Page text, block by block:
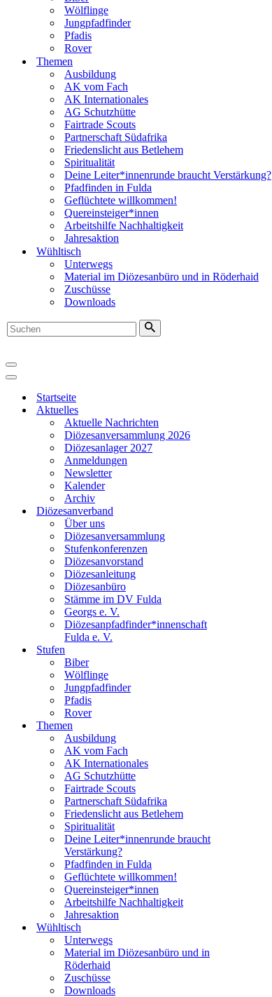
Wölflinge
Jungpfadfinder
Pfadis
Rover
Themen
Ausbildung
AK vom Fach
AK Internationales
AG Schutzhütte
Fairtrade Scouts
Partnerschaft Südafrika
Friedenslicht aus Betlehem
Spiritualität
Deine Leiter*innenrunde braucht Verstärkung?
Pfadfinden in Fulda
Geflüchtete willkommen!
Quereinsteiger*innen
Arbeitshilfe Nachhaltigkeit
Jahresaktion
Wühltisch
Unterwegs
Material im Diözesanbüro und in Röderhaid
Zuschüsse
Downloads
Suchen
nach …
Navigationsmenü
Navigationsmenü
Startseite
Aktuelles
Aktuelle Nachrichten
Diözesanversammlung 2026
Diözesanlager 2027
Anmeldungen
Newsletter
Kalender
Archiv
Diözesanverband
Über uns
Diözesanversammlung
Stufenkonferenzen
Diözesanvorstand
Diözesanleitung
Diözesanbüro
Stämme im DV Fulda
Georgs e. V.
Diözesanpfadfinder*innenschaft
Fulda e. V.
Stufen
Biber
Wölflinge
Jungpfadfinder
Pfadis
Rover
Themen
Ausbildung
AK vom Fach
AK Internationales
AG Schutzhütte
Fairtrade Scouts
Partnerschaft Südafrika
Friedenslicht aus Betlehem
Spiritualität
Deine Leiter*innenrunde braucht
Verstärkung?
Pfadfinden in Fulda
Geflüchtete willkommen!
Quereinsteiger*innen
Arbeitshilfe Nachhaltigkeit
Jahresaktion
Wühltisch
Unterwegs
Material im Diözesanbüro und in
Röderhaid
Zuschüsse
Downloads